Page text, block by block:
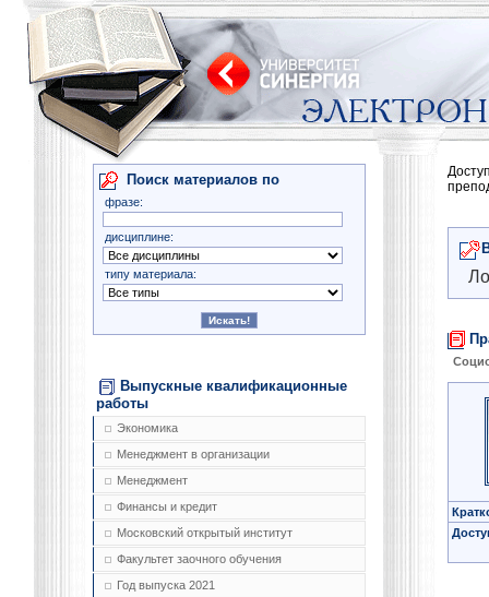
Поиск материалов по
фразе:
дисциплине:
типу материала:
Выпускные квалификационные
работы
Экономика
Менеджмент в организации
Менеджмент
Финансы и кредит
Московский открытый институт
Факультет заочного обучения
Год выпуска 2021